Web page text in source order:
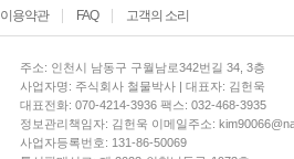
이용약관 FAQ 고객의 소리
주소: 인천시 남동구 구월남로342번길 34, 3층
사업자명: 주식회사 철물박사 | 대표자: 김헌욱
대표전화: 070-4214-3936 팩스: 032-468-3935
정보관리책임자: 김헌욱 이메일주소:
사업자등록번호: 131-86-50069